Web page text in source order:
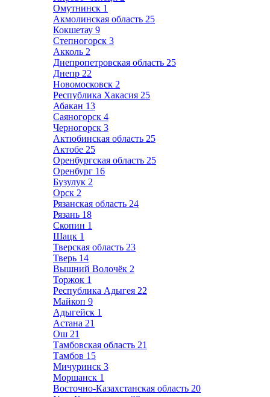
Омутнинск 1
Акмолинская область 25
Кокшетау 9
Степногорск 3
Акколь 2
Днепропетровская область 25
Днепр 22
Новомосковск 2
Республика Хакасия 25
Абакан 13
Саяногорск 4
Черногорск 3
Актюбинская область 25
Актобе 25
Оренбургская область 25
Оренбург 16
Бузулук 2
Орск 2
Рязанская область 24
Рязань 18
Скопин 1
Шацк 1
Тверская область 23
Тверь 14
Вышний Волочёк 2
Торжок 1
Республика Адыгея 22
Майкоп 9
Адыгейск 1
Астана 21
Ош 21
Тамбовская область 21
Тамбов 15
Мичуринск 3
Моршанск 1
Восточно-Казахстанская область 20